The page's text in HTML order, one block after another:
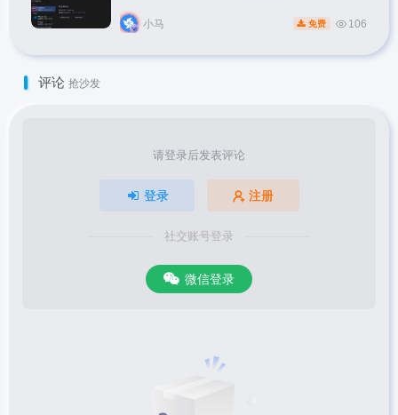
小马 免费 106
评论 抢沙发
请登录后发表评论
登录 注册
社交账号登录
微信登录